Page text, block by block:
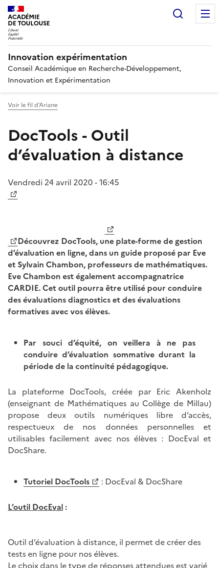
ACADÉMIE
DE TOULOUSE
Innovation expérimentation
Conseil Académique en Recherche-Développement,
Innovation et Expérimentation
Voir le fil d’Ariane
DocTools - Outil
d’évaluation à distance
Vendredi 24 avril 2020 - 16:45
Découvrez DocTools, une plate-forme de gestion
d’évaluation en ligne, dans un guide proposé par Eve
et Sylvain Chambon, professeurs de mathématiques.
Eve Chambon est également accompagnatrice
CARDIE. Cet outil pourra être utilisé pour conduire
des évaluations diagnostics et des évaluations
formatives avec vos élèves.
Par souci d’équité, on veillera à ne pas
conduire d’évaluation sommative durant la
période de la continuité pédagogique.
La plateforme DocTools, créée par Eric Akenholz
(enseignant de Mathématiques au Collège de Millau)
propose deux outils numériques libre d’accès,
respectueux de nos données personnelles et
utilisables facilement avec nos élèves : DocEval et
DocShare.
Tutoriel DocTools : DocEval & DocShare
L’outil DocEval:
Outil d’évaluation à distance, il permet de créer des
tests en ligne pour nos élèves.
Le choix dans le type de réponses attendues est varié